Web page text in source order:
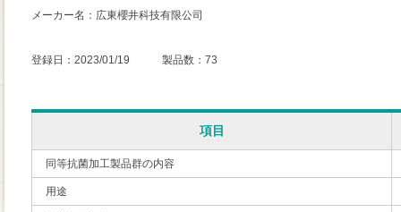
メーカー名：広東櫻井科技有限公司
登録日：2023/01/19 製品数：73
項目
同等抗菌加工製品群の内容
用途